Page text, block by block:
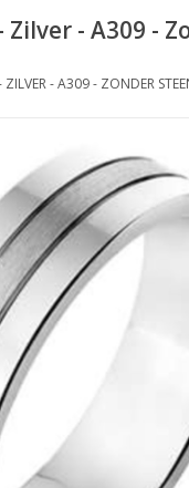
- A309 -
ZILVER - A309 - ZONDER